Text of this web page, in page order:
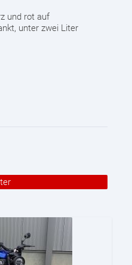
und rot auf
unter zwei Liter